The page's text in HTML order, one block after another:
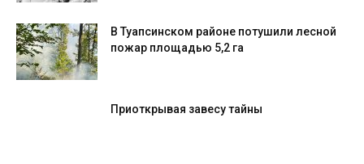
В Туапсинском районе потушили лесной
пожар площадью 5,2 га
Приоткрывая завесу тайны